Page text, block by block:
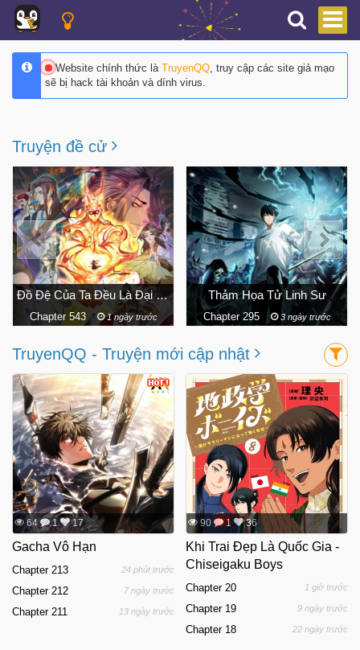
Website chính thức là TruyenQQ, truy cập các site giả mạo
sẽ bị hack tài khoản và dính virus.
Truyện đề cử
Thảm Họa Tử Linh Sư
Chapter 295 3 ngày trước
Ngã Lão Ma Thần
Chapter 323 6 ngày trước
TruyenQQ - Truyện mới cập nhật
64 1 17
Gacha Vô Hạn
Chapter 213 24 phút trước
Chapter 212 7 ngày trước
Chapter 211 13 ngày trước
90 1 36
Khi Trai Đẹp Là Quốc Gia -
Chiseigaku Boys
Chapter 20 1 giờ trước
Chapter 19 9 ngày trước
Chapter 18 22 ngày trước